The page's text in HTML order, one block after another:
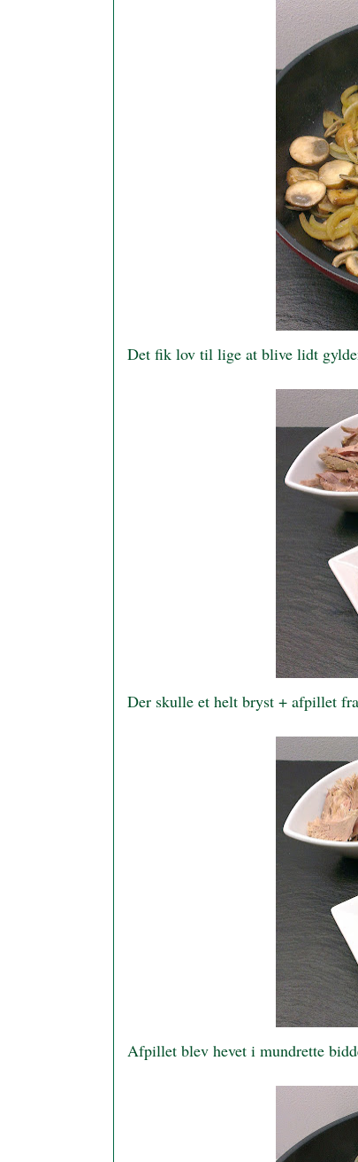
Det fik lov til lige at blive lidt
Der skulle et helt bryst + afpillet
Afpillet blev hevet i mundrette